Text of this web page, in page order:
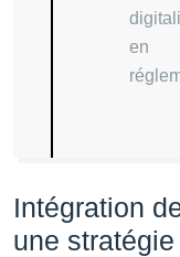
en
Intégration
une